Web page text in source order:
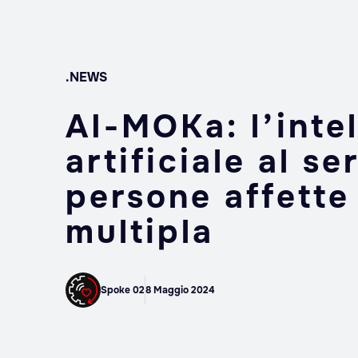
.NEWS
AI-MOKa:
artificiale al
persone
multipla
Spoke 028 Maggio 2024